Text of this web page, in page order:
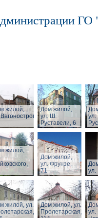
ГО
жилой,
Дом жилой,
ул. Ш.
Руставели, 6
жилой,
Дом жилой,
ул. Фрунзе,
71
ул.
жилой, ул.
Дом жилой, ул.
Пролетарская,